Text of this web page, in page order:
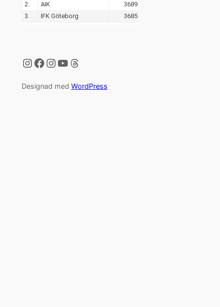
Instagram
Facebook
Instagram
YouTube
Threads
Designad med WordPress